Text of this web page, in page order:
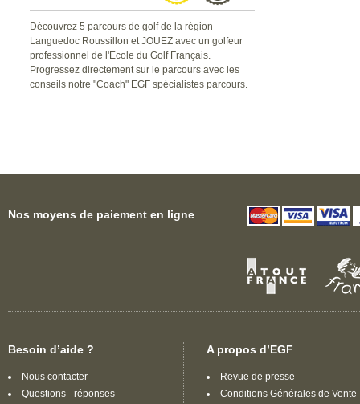
Découvrez 5 parcours de golf de la région
Languedoc Roussillon et JOUEZ avec un golfeur
professionnel de l'Ecole du Golf Français.
Progressez directement sur le parcours avec les
conseils notre "Coach" EGF spécialistes parcours.
Nos moyens de paiement en ligne
Besoin d’aide ?
Nous contacter
Questions - réponses
A propos d’EGF
Revue de presse
Conditions Générales de Vente